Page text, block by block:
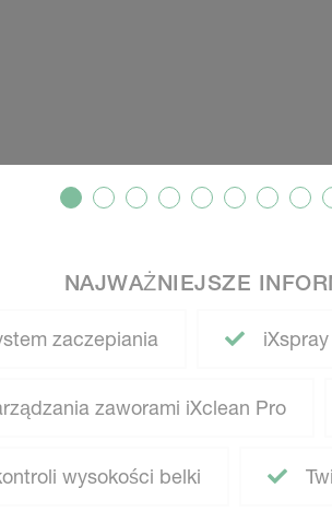
NAJWAŻNIEJSZE
zaczepiania
zaworami iXclean Pro
wysokości belki